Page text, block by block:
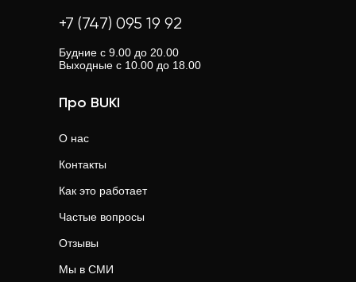
+7 (747) 095 19 92
Будние с 9.00 до 20.00
Выходные с 10.00 до 18.00
Про BUKI
О нас
Контакты
Как это работает
Частые вопросы
Отзывы
Мы в СМИ